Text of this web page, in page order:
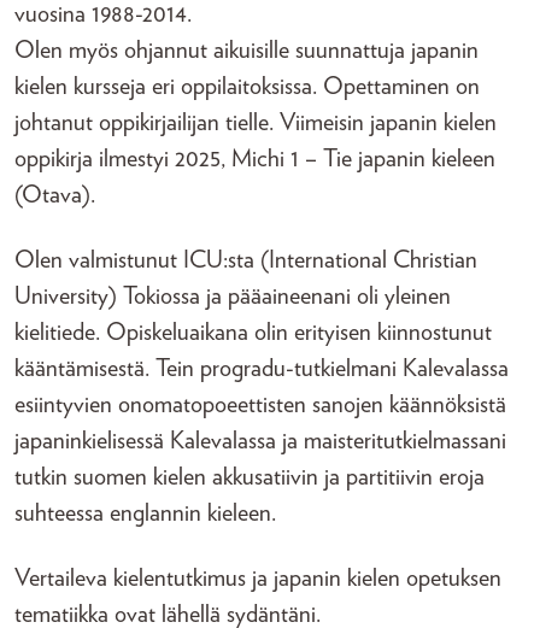
vuosina 1988-2014.
Olen myös ohjannut aikuisille suunnattuja japanin
kielen kursseja eri oppilaitoksissa. Opettaminen on
johtanut oppikirjailijan tielle. Viimeisin japanin kielen
oppikirja ilmestyi 2025, Michi 1 – Tie japanin kieleen
(Otava).
Olen valmistunut ICU:sta (International Christian
University) Tokiossa ja pääaineenani oli yleinen
kielitiede. Opiskeluaikana olin erityisen kiinnostunut
kääntämisestä. Tein progradu-tutkielmani Kalevalassa
esiintyvien onomatopoeettisten sanojen käännöksistä
japaninkielisessä Kalevalassa ja maisteritutkielmassani
tutkin suomen kielen akkusatiivin ja partitiivin eroja
suhteessa englannin kieleen.
Vertaileva kielentutkimus ja japanin kielen opetuksen
tematiikka ovat lähellä sydäntäni.